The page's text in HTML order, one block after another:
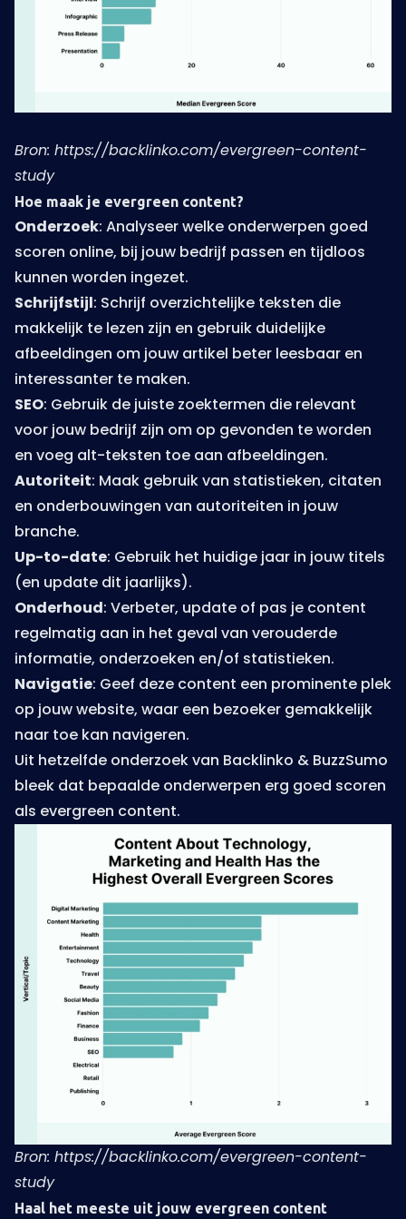
Bron: https://backlinko.com/evergreen-content-
study
Hoe maak je evergreen content?
Onderzoek: Analyseer welke onderwerpen goed
scoren online, bij jouw bedrijf passen en tijdloos
kunnen worden ingezet.
Schrijfstijl: Schrijf overzichtelijke teksten die
makkelijk te lezen zijn en gebruik duidelijke
afbeeldingen om jouw artikel beter leesbaar en
interessanter te maken.
SEO: Gebruik de juiste zoektermen die relevant
voor jouw bedrijf zijn om op gevonden te worden
en voeg alt-teksten toe aan afbeeldingen.
Autoriteit: Maak gebruik van statistieken, citaten
en onderbouwingen van autoriteiten in jouw
branche.
Up-to-date: Gebruik het huidige jaar in jouw titels
(en update dit jaarlijks).
Onderhoud: Verbeter, update of pas je content
regelmatig aan in het geval van verouderde
informatie, onderzoeken en/of statistieken.
Navigatie: Geef deze content een prominente plek
op jouw website, waar een bezoeker gemakkelijk
naar toe kan navigeren.
Uit hetzelfde onderzoek van Backlinko & BuzzSumo
bleek dat bepaalde onderwerpen erg goed scoren
als evergreen content.
Bron: https://backlinko.com/evergreen-content-
study
Haal het meeste uit jouw evergreen content